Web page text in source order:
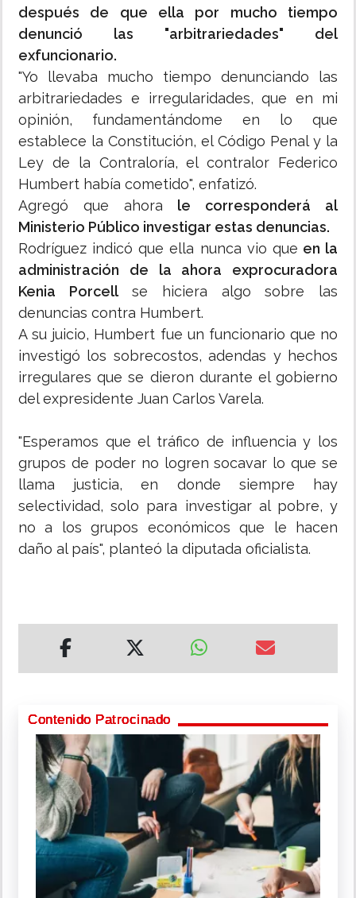
después de que ella por mucho tiempo
denunció las "arbitrariedades" del
exfuncionario.
"Yo llevaba mucho tiempo denunciando las
arbitrariedades e irregularidades, que en mi
opinión, fundamentándome en lo que
establece la Constitución, el Código Penal y la
Ley de la Contraloría, el contralor Federico
Humbert había cometido", enfatizó.
Agregó que ahora le corresponderá al
Ministerio Público investigar estas denuncias.
Rodríguez indicó que ella nunca vio que en la
administración de la ahora exprocuradora
Kenia Porcellse hiciera algo sobre las
denuncias contra Humbert.
A su juicio, Humbert fue un funcionario que no
investigó los sobrecostos, adendas y hechos
irregulares que se dieron durante el gobierno
del expresidente Juan Carlos Varela.
"Esperamos que el tráfico de influencia y los
grupos de poder no logren socavar lo que se
llama justicia, en donde siempre hay
selectividad, solo para investigar al pobre, y
no a los grupos económicos que le hacen
daño al país", planteó la diputada oficialista.
Contenido Patrocinado